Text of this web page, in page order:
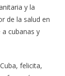
y la
de la salud en
cubanas y
felicita,